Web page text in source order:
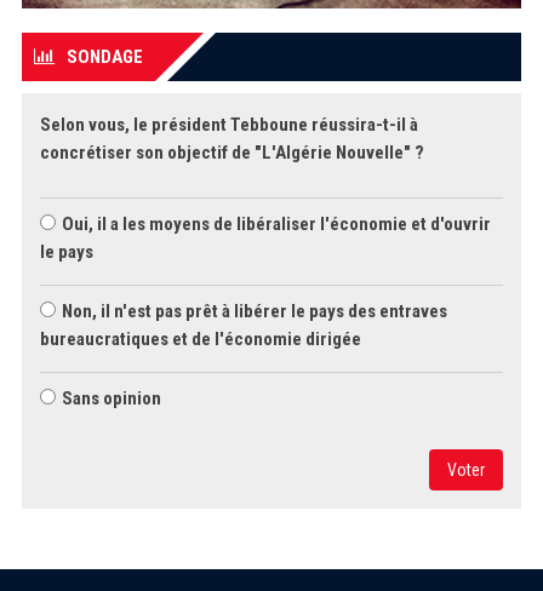
SONDAGE
Selon vous, le président Tebboune réussira-t-il à
concrétiser son objectif de "L'Algérie Nouvelle" ?
Oui, il a les moyens de libéraliser l'économie et d'ouvrir
le pays
Non, il n'est pas prêt à libérer le pays des entraves
bureaucratiques et de l'économie dirigée
Sans opinion
Voter